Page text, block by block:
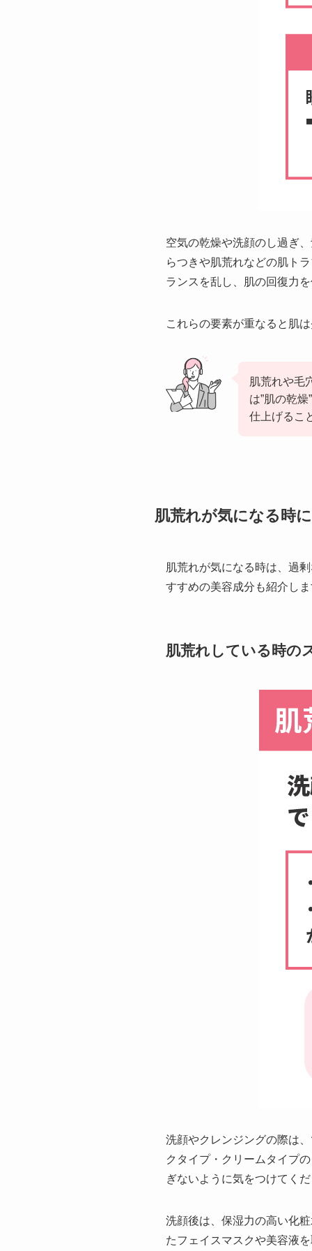
空気の乾燥や洗顔のし過ぎ
らつきや肌荒れなどの肌ト
ランスを乱し、肌の回復力
これらの要素が重なると肌
肌荒れや毛
は”肌の乾
仕上げるこ
肌荒れが気になる時
肌荒れが気になる時は、過
すすめの美容成分も紹介し
肌荒れしている時の
洗顔やクレンジングの際は
クタイプ・クリームタイプ
ぎないように気をつけてく
洗顔後は、保湿力の高い化
たフェイスマスクや美容液